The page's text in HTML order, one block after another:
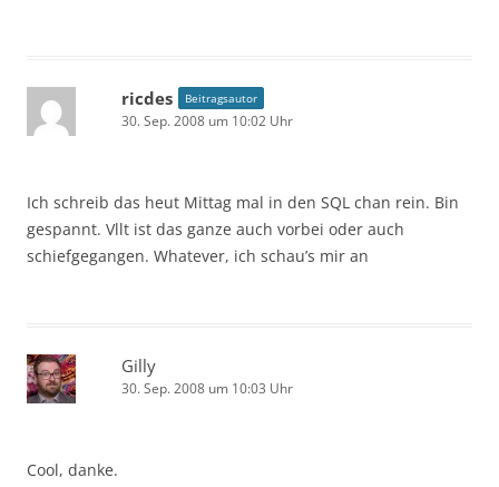
ricdes Beitragsautor
30. Sep. 2008 um 10:02 Uhr
Ich schreib das heut Mittag mal in den SQL chan rein. Bin
gespannt. Vllt ist das ganze auch vorbei oder auch
schiefgegangen. Whatever, ich schau’s mir an
Gilly
30. Sep. 2008 um 10:03 Uhr
Cool, danke.